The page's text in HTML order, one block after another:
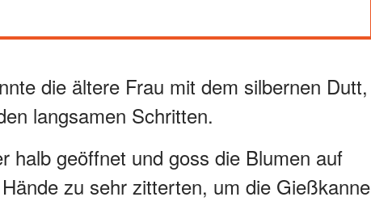
die ältere Frau mit dem silbernen Dutt,
langsamen Schritten.
halb geöffnet und goss die Blumen auf
zu sehr zitterten, um die Gießkanne